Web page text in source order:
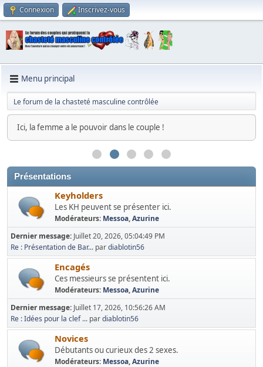
Connexion Inscrivez-vous
Menu principal
Le forum de la chasteté masculine contrôlée
Ici, la femme a le pouvoir dans le couple !
Présentations
Keyholders
Les KH peuvent se présenter ici.
Modérateurs: Messoa,Azurine
Dernier message: Juillet 20, 2026, 05:04:49 PM
Re : Présentation de Bar... pardiablotin56
Encagés
Ces messieurs se présentent ici.
Modérateurs: Messoa,Azurine
Dernier message: Juillet 17, 2026, 10:56:26 AM
Re : Idées pour la clef ... pardiablotin56
Novices
Débutants ou curieux des 2 sexes.
Modérateurs: Messoa,Azurine